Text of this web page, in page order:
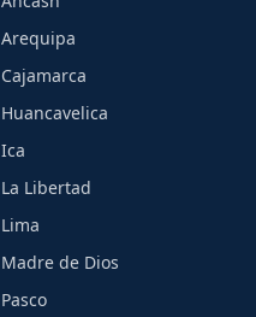
Arequipa
Cajamarca
Huancavelica
Ica
La Libertad
Lima
Madre de Dios
Pasco